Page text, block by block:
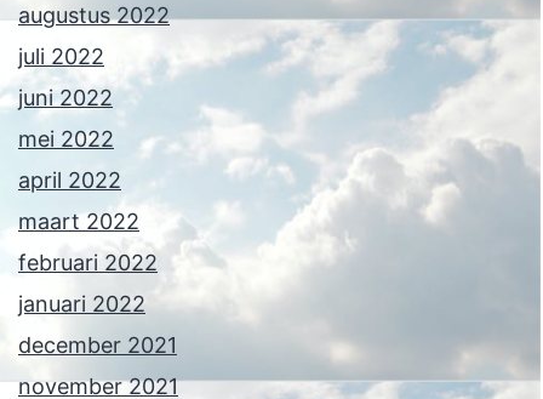
augustus 2022
juli 2022
juni 2022
mei 2022
april 2022
maart 2022
februari 2022
januari 2022
december 2021
november 2021